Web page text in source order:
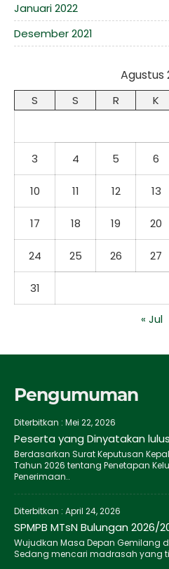
Januari 2022
Desember 2021
Agustus
S S R K
3 4 5 6
10 11 12 13
17 18 19 20
24 25 26 27
31
« Jul
Pengumuman
Diterbitkan : Mei 22, 2026
Peserta yang Dinyatakan
Berdasarkan Surat Keputusan
Tahun 2026 tentang Penetapan
Penerimaan..
Diterbitkan : April 24, 2026
SPMPB MTsN Bulungan 2026/
Wujudkan Masa Depan Gemilang
Sedang mencari madrasah yang